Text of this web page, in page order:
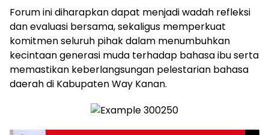
Forum ini diharapkan dapat menjadi wadah refleksi
dan evaluasi bersama, sekaligus memperkuat
komitmen seluruh pihak dalam menumbuhkan
kecintaan generasi muda terhadap bahasa ibu serta
memastikan keberlangsungan pelestarian bahasa
daerah di Kabupaten Way Kanan.